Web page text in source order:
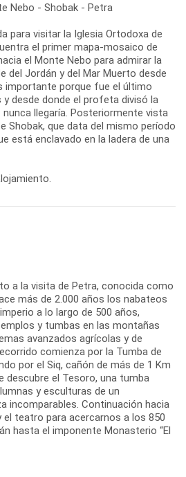
Nebo - Shobak - Petra
para visitar la Iglesia Ortodoxa de
el primer mapa-mosaico de
el Monte Nebo para admirar la
del Jordán y del Mar Muerto desde
importante porque fue el último
desde donde el profeta divisó la
llegaría. Posteriormente vista
Shobak, que data del mismo período
está enclavado en la ladera de una
a la visita de Petra, conocida como
más de 2.000 años los nabateos
a lo largo de 500 años,
y tumbas en las montañas
avanzados agrícolas y de
comienza por la Tumba de
por el Siq, cañón de más de 1 Km
descubre el Tesoro, una tumba
y esculturas de un
incomparables. Continuación hacia
el teatro para acercarnos a los 850
hasta el imponente Monasterio “El